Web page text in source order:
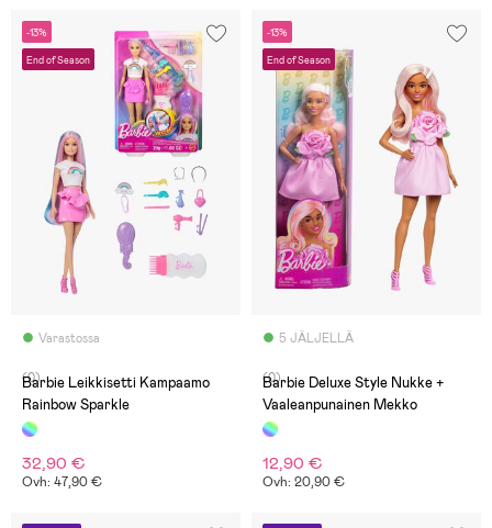
-13%
End of Season
Varastossa
(0)
Barbie Leikkisetti Kampaamo
Rainbow Sparkle
32,90 €
Ovh: 47,90 €
-13%
End of Season
5 JÄLJELLÄ
(0)
Barbie Deluxe Style Nukke +
Vaaleanpunainen Mekko
12,90 €
Ovh: 20,90 €